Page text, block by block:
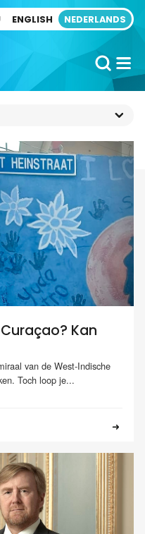
ENGLISH NEDERLANDS
Kan
van de West-Indische
Toch loop je...